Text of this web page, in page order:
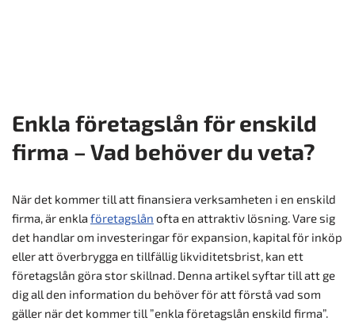
Enkla företagslån för enskild
firma – Vad behöver du veta?
När det kommer till att finansiera verksamheten i en enskild
firma, är enklaföretagslån ofta en attraktiv lösning. Vare sig
det handlar om investeringar för expansion, kapital för inköp
eller att överbrygga en tillfällig likviditetsbrist, kan ett
företagslån göra stor skillnad. Denna artikel syftar till att ge
dig all den information du behöver för att förstå vad som
gäller när det kommer till ”enkla företagslån enskild firma”.